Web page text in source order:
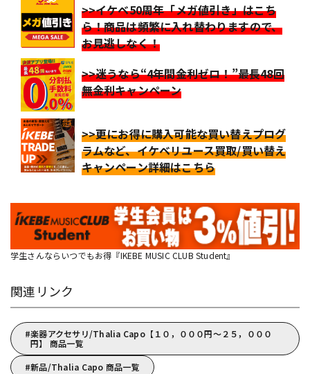
>>イケベ50周年「メガ値引き」はこち
ら！商品は頻繁に入れ替わりますので、
お見逃しなく！
>>迷うなら“4年間金利ゼロ！”最長48回
無金利キャンペーン
>>更にお得に購入可能な買い替えプログ
ラムなど、イケベリユース買取/買い替え
キャンペーン詳細はこちら
学生さんならいつでもお得『IKEBE MUSIC CLUB Student』
関連リンク
楽器アクセサリ/Thalia Capo【１０，０００円～２５，０００
円】 商品一覧
新品/Thalia Capo 商品一覧